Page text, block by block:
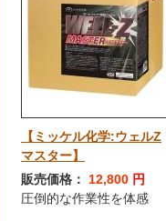
【ミッケル化学:ウェルZ
マスター】
販売価格：
12,800 円
圧倒的な作業性を体感